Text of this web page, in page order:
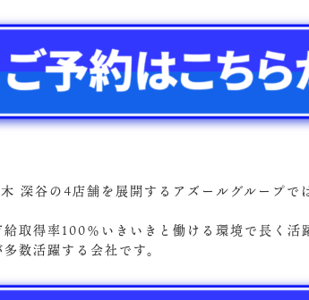
深谷の4店舗を展開するアズールグループで
取得率100％いきいきと働ける環境で長く活
数活躍する会社です。